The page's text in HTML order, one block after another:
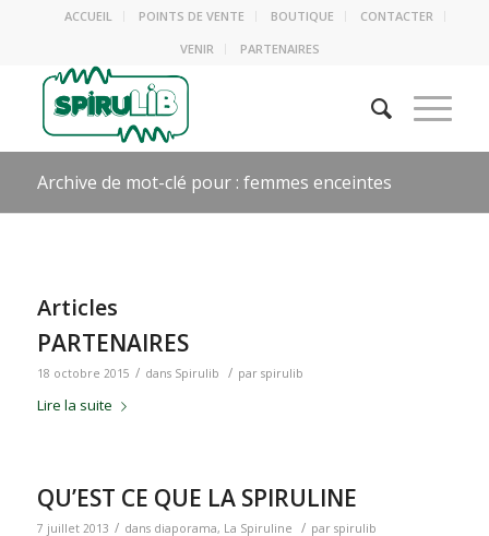
ACCUEIL POINTS DE VENTE BOUTIQUE
CONTACTER
VENIR
PARTENAIRES
Archive de mot-clé pour : femmes enceintes
Articles
PARTENAIRES
18 octobre 2015 / dans Spirulib / par spirulib
Lire la suite
QU’EST CE QUE LA SPIRULINE
7 juillet 2013 / dans diaporama, La Spiruline / par spirulib